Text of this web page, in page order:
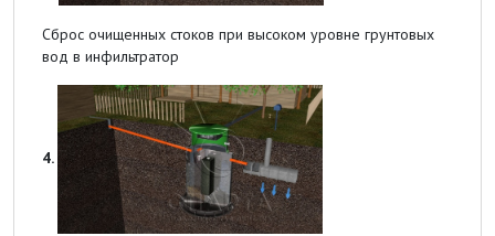
Сброс очищенных стоков при высоком уровне грунтовых
вод в инфильтратор
4.